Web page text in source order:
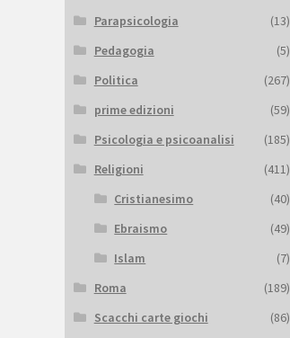
Parapsicologia
(13)
Pedagogia
(5)
Politica
(267)
prime edizioni
(59)
Psicologia e psicoanalisi
(185)
Religioni
(411)
Cristianesimo
(40)
Ebraismo
(49)
Islam
(7)
Roma
(189)
Scacchi carte giochi
(86)